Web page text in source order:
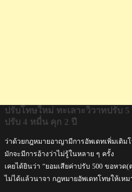
ปรับโทษใหม่ ทะเลาะวิวาทปรับ
ปรับ 4 หมื่น คุก 2 ปี
ว่าด้วยกฎหมายอาญามีการอัพเดทเพิ่มเติ
มักจะมีการอ้างว่าไม่รู้ในหลาย ๆ ครั้ง
เคยได้ยินว่า “ยอมเสียค่าปรับ 500 ขอหวด
ไม่ได้แล้วนาจา กฎหมายอัพเดทโทษให้เห